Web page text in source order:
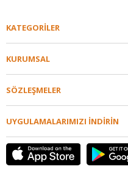
KATEGORİLER
KURUMSAL
SÖZLEŞMELER
UYGULAMALARIMIZI İNDİRİN